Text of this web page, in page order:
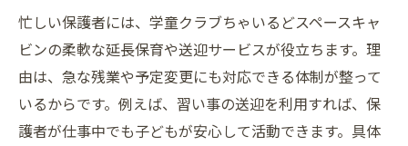
忙しい保護者には、学童クラブちゃいるどスペースキャ
ビンの柔軟な延長保育や送迎サービスが役立ちます。理
由は、急な残業や予定変更にも対応できる体制が整って
いるからです。例えば、習い事の送迎を利用すれば、保
護者が仕事中でも子どもが安心して活動できます。具体